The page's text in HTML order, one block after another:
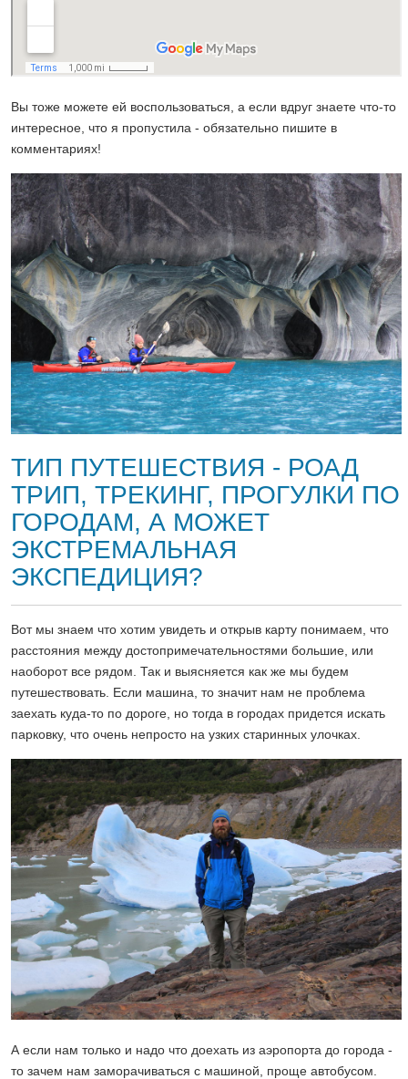
Вы тоже можете ей воспользоваться, а если вдруг знаете что-то
интересное, что я пропустила - обязательно пишите в
комментариях!
ТИП ПУТЕШЕСТВИЯ - РОАД
ТРИП, ТРЕКИНГ, ПРОГУЛКИ ПО
ГОРОДАМ, А МОЖЕТ
ЭКСТРЕМАЛЬНАЯ
ЭКСПЕДИЦИЯ?
Вот мы знаем что хотим увидеть и открыв карту понимаем, что
расстояния между достопримечательностями большие, или
наоборот все рядом. Так и выясняется как же мы будем
путешествовать. Если машина, то значит нам не проблема
заехать куда-то по дороге, но тогда в городах придется искать
парковку, что очень непросто на узких старинных улочках.
А если нам только и надо что доехать из аэропорта до города -
то зачем нам заморачиваться с машиной, проще автобусом.